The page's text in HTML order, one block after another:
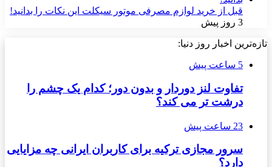
قبل از خرید لوازم مصرفی موتور سیکلت این نکات را بدانید!
3 روز پیش
تازه‌ترین اخبار روز دنیا:
5 ساعت پیش
تفاوت لنز دوردار و بدون دور؛ کدام یک چشم را
درشت تر می کند؟
23 ساعت پیش
سرور مجازی ترکیه برای کاربران ایرانی چه مزایایی
دارد؟